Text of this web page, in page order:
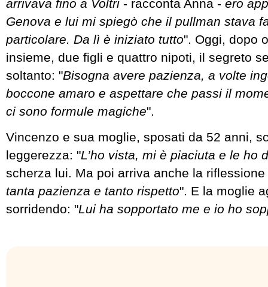
arrivava fino a Voltri - racconta Anna - ero
Genova e lui mi spiegò che il pullman stava
particolare. Da lì è iniziato tutto". Oggi, dopo
insieme, due figli e quattro nipoti, il segreto
soltanto: "Bisogna avere pazienza, a volte
boccone amaro e aspettare che passi il
ci sono formule magiche".
Vincenzo e sua moglie, sposati da 52 anni,
leggerezza: "L’ho vista, mi è piaciuta e le ho
scherza lui. Ma poi arriva anche la
tanta pazienza e tanto rispetto". E la moglie
sorridendo: "Lui ha sopportato me e io ho